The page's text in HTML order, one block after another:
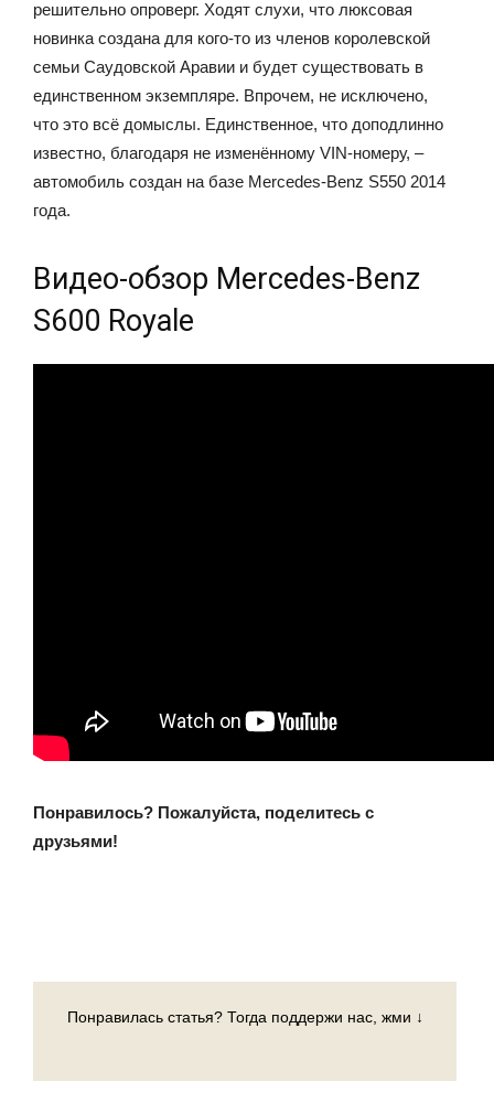
решительно опроверг. Ходят слухи, что люксовая
новинка создана для кого-то из членов королевской
семьи Саудовской Аравии и будет существовать в
единственном экземпляре. Впрочем, не исключено,
что это всё домыслы. Единственное, что доподлинно
известно, благодаря не изменённому VIN-номеру, –
автомобиль создан на базе Mercedes-Benz S550 2014
года.
Видео-обзор Mercedes-Benz
S600 Royale
Понравилось? Пожалуйста, поделитесь с
друзьями!
Понравилась статья? Тогда поддержи нас, жми ↓